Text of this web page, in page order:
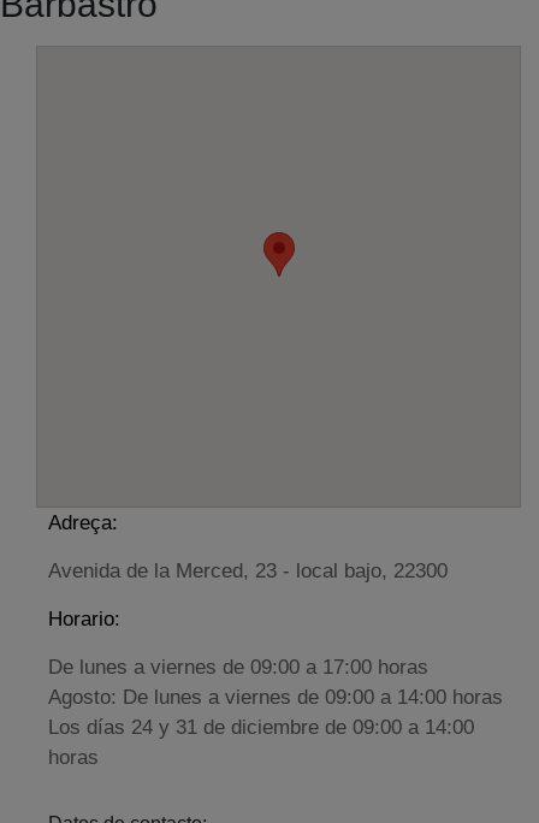
Adreça:
Avenida de la Merced, 23 - local bajo, 22300
Horario:
De lunes a viernes de 09:00 a 17:00 horas
Agosto: De lunes a viernes de 09:00 a 14:00 horas
Los días 24 y 31 de diciembre de 09:00 a 14:00
horas